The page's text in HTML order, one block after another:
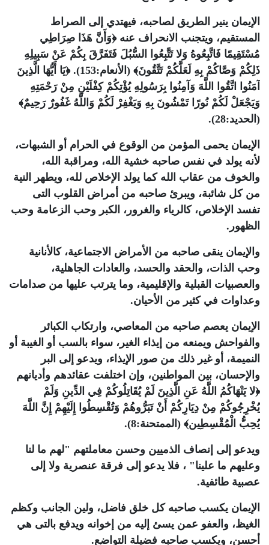
الإيمان ينير الطريق لصاحبه، فيهتدي إلى الصراط
المستقيم، ويتجنب الانحراف عنه ﴿وَأَنَّ هَذَا صِرَاطِي
مُسْتَقِيمًا فَاتَّبِعُوهُ وَلا تَتَّبِعُوا السُّبُلَ فَتَفَرَّقَ بِكُمْ عَنْ سَبِيلِهِ
ذَلِكُمْ وَصَّاكُمْ بِهِ لَعَلَّكُمْ تَتَّقُونَ﴾ (الأنعام:153). ﴿يَا أَيُّهَا الَّذِينَ
آمَنُوا اتَّقُوا اللَّهَ وَآمِنُوا بِرَسُولِهِ يُؤْتِكُمْ كِفْلَيْنِ مِنْ رَحْمَتِهِ
وَيَجْعَلْ لَكُمْ نُورًا تَمْشُونَ بِهِ وَيَغْفِرْ لَكُمْ وَاللَّهُ غَفُورٌ رَحِيمٌ﴾
(الحديد:28).
الإيمان يحمى المؤمن من الوقوع في الحرام أو الشبهات،
لأنه يولد في نفس صاحبه خشية الله، ومراقبة الله،
والخوف من عقاب الله كما يولد الإخلاص لله، ويطهر النية
من كل شائبة، ويبرئ صاحبه من أمراض القلوب التى
تفسد الإخلاص، كالرياء والغرور، الكبر وحب الزعامة وحب
الظهور.
والإيمان ينقى صاحبه من الأمراض الاجتماعية، كالأنانية
وحب الذات، والحقد والحسد، والعادات الجاهلية،
والعصبيات القبلية والإقليمية، وما يترتب عليها من صدامات
وعداوات في كثير من الأحيان.
الإيمان يعصم صاحبه من المعاصي، وارتكاب الكبائر
والفواحش ويمنعه من إيذاء الغير، سواء بالسب أو الغيبة أو
النميمة، أو غير ذلك من صور الإيذاء، ويدعو إلى البر
والإحسان، بين المواطنين، وإن اختلفت عقائدهم وأديانهم
﴿لا يَنْهَاكُمُ اللَّهُ عَنِ الَّذِينَ لَمْ يُقَاتِلُوكُمْ فِي الدِّينِ وَلَمْ
يُخْرِجُوكُمْ مِنْ دِيَارِكُمْ أَنْ تَبَرُّوهُمْ وَتُقْسِطُوا إِلَيْهِمْ إِنَّ اللَّهَ
يُحِبُّ الْمُقْسِطِين﴾ (الممتحنة:8).
ويدعو إلى إنصاف الذميين وحسن معاملتهم "لهم ما لنا
وعليهم ما علينا" ، فلا يدعو إلى فرقة عنصرية ولا إلى
عصبية طائفية.
الإيمان يكسب صاحبه كل خلق فاضل، ولين الجانب وكظم
الغيظ، والعفو عمن يسئ إليه من إخوانه ويدفع بالتى هي
أحسن، ويكسب صاحبه فضيلة التواضع.